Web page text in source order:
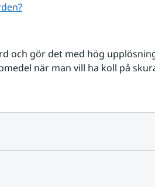
och gör det med hög
när man vill ha koll på